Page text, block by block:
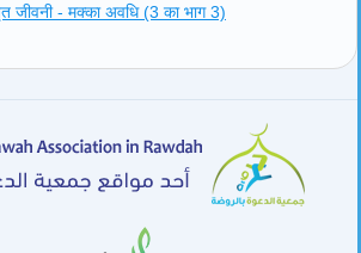
जीवनी - मक्का अवधि (3 का भाग 3)